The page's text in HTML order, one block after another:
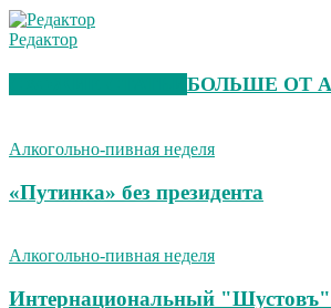
Редактор
БОЛЬШЕ ОТ
Алкогольно-пивная неделя
«Путинка» без президента
Алкогольно-пивная неделя
Интернациональный "Шустовъ"